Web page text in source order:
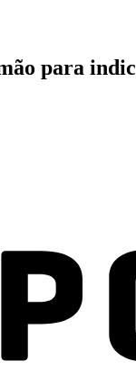
para